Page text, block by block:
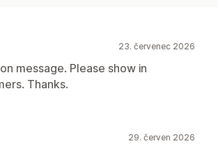
23. červenec 2026
message. Please show in
Thanks.
29. červen 2026